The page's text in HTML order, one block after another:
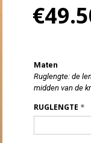
€
Maten
Ruglengte: de
midden van de
RUGLENGTE *